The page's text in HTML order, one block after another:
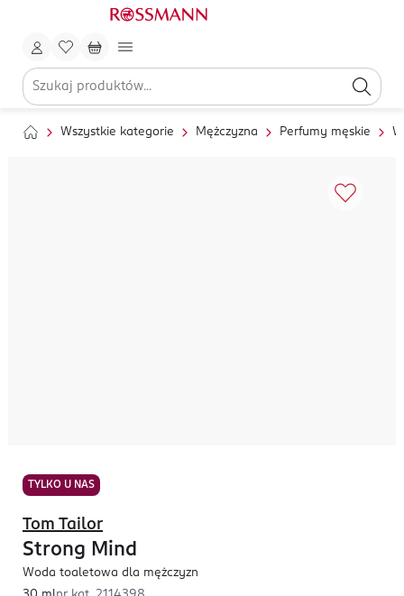
Wszystkie kategorie Mężczyzna Perfumy męskie
TYLKO U NAS
Tom Tailor
Strong Mind
Woda toaletowa dla mężczyzn